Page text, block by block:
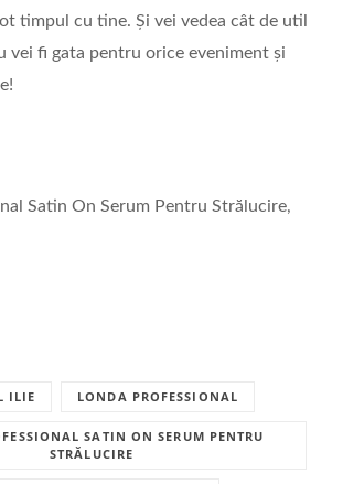
timpul cu tine. Și vei vedea cât de util
vei fi gata pentru orice eveniment și
Satin On Serum Pentru Strălucire,
ILIE LONDA PROFESSIONAL
SATIN ON SERUM PENTRU
STRĂLUCIRE